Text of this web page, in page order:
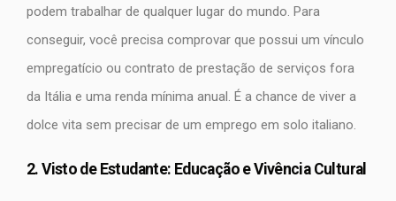
podem trabalhar de qualquer lugar do mundo. Para
conseguir, você precisa comprovar que possui um vínculo
empregatício ou contrato de prestação de serviços fora
da Itália e uma renda mínima anual. É a chance de viver a
dolce vita sem precisar de um emprego em solo italiano.
2. Visto de Estudante: Educação e Vivência Cultural